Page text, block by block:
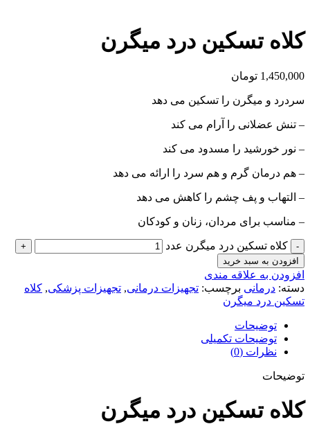
کلاه تسکین درد میگرن
1,450,000 تومان
سردرد و میگرن را تسکین می دهد
– تنش عضلانی را آرام می کند
– نور خورشید را مسدود می کند
– هم درمان گرم و هم سرد را ارائه می دهد
– التهاب و پف چشم را کاهش می دهد
– مناسب برای مردان، زنان و کودکان
کلاه تسکین درد میگرن عدد
افزودن به سبد خرید
افزودن به علاقه مندی
دسته: درمانی برچسب: تجهیزات درمانی, تجهیزات پزشکی, کلاه
تسکین درد میگرن
توضیحات
توضیحات تکمیلی
نظرات (0)
توضیحات
کلاه تسکین درد میگرن